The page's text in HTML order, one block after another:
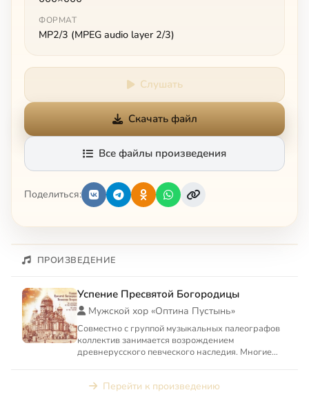
ФОРМАТ
MP2/3 (MPEG audio layer 2/3)
Слушать
Скачать файл
Все файлы произведения
Поделиться:
ПРОИЗВЕДЕНИЕ
Успение Пресвятой Богородицы
Мужской хор «Оптина Пустынь»
Совместно с группой музыкальных палеографов
коллектив занимается возрождением
древнерусского певческого наследия. Многие
Перейти к произведению